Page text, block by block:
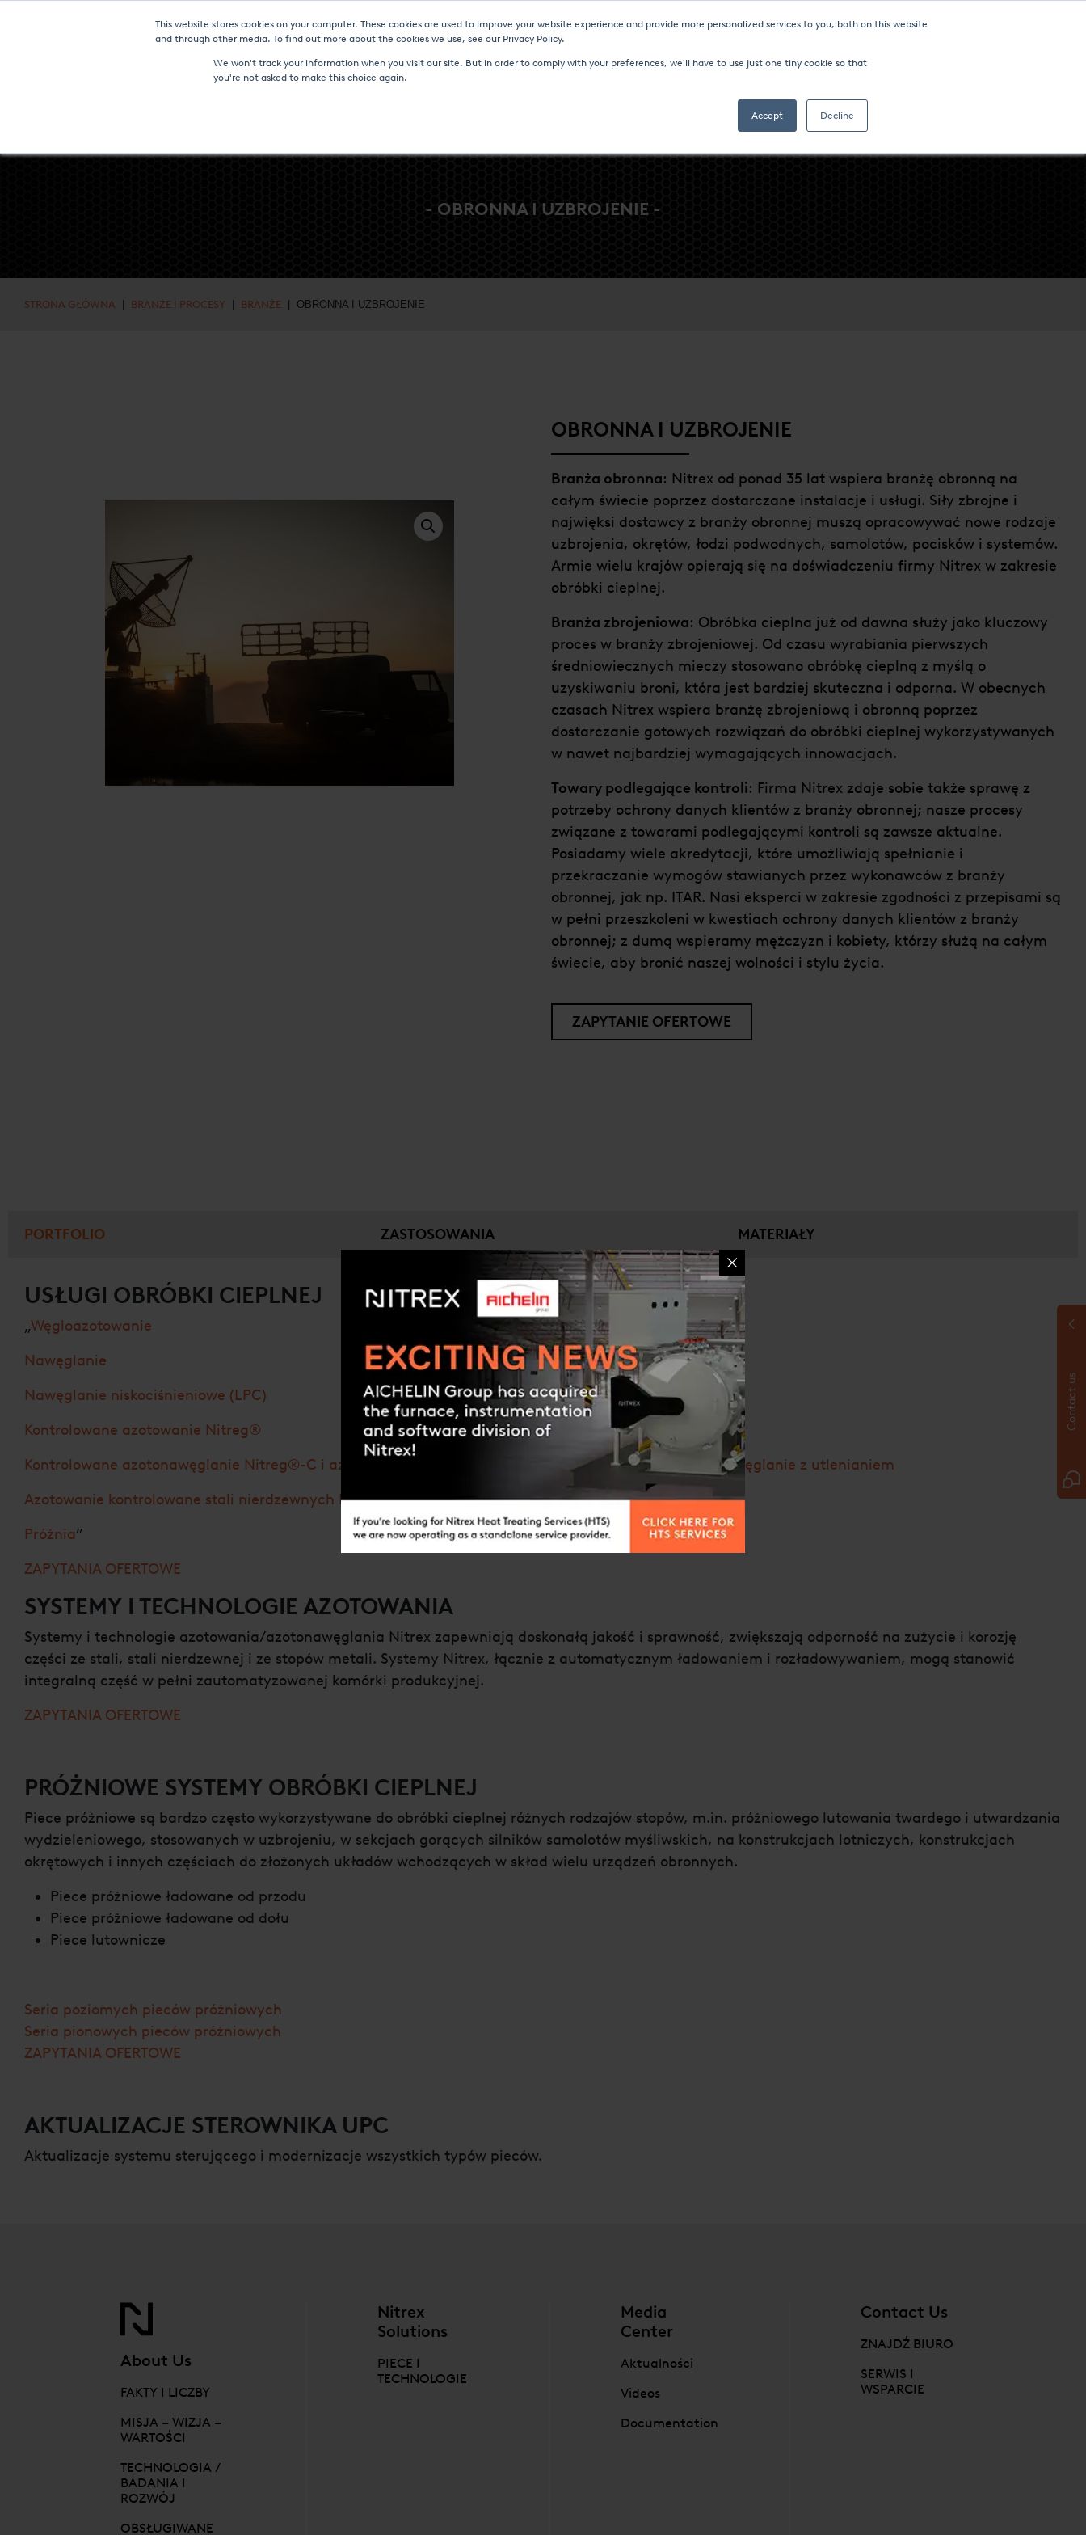
This website stores cookies on your computer. These cookies are used to improve your website experience and provide more personalized services to you, both on this website
and through other media. To find out more about the cookies we use, see our Privacy Policy.
We won't track your information when you visit our site. But in order to comply with your preferences, we'll have to use just one tiny cookie so that
you're not asked to make this choice again.
Accept Decline
NOWOŚCI I WYDARZENIACENTRUM MEDIÓWKARIERAKONTAKT
- OBRONNA I UZBROJENIE -
STRONA GŁÓWNA | BRANŻE I PROCESY | BRANŻE | OBRONNA I UZBROJENIE
OBRONNA I UZBROJENIE
Branża obronna: Nitrex od ponad 35 lat wspiera branżę obronną na
całym świecie poprzez dostarczane instalacje i usługi. Siły zbrojne i
najwięksi dostawcy z branży obronnej muszą opracowywać nowe rodzaje
uzbrojenia, okrętów, łodzi podwodnych, samolotów, pocisków i systemów.
Armie wielu krajów opierają się na doświadczeniu firmy Nitrex w zakresie
obróbki cieplnej.
Branża zbrojeniowa: Obróbka cieplna już od dawna służy jako kluczowy
proces w branży zbrojeniowej. Od czasu wyrabiania pierwszych
średniowiecznych mieczy stosowano obróbkę cieplną z myślą o
uzyskiwaniu broni, która jest bardziej skuteczna i odporna. W obecnych
czasach Nitrex wspiera branżę zbrojeniową i obronną poprzez
dostarczanie gotowych rozwiązań do obróbki cieplnej wykorzystywanych
w nawet najbardziej wymagających innowacjach.
Towary podlegające kontroli: Firma Nitrex zdaje sobie także sprawę z
potrzeby ochrony danych klientów z branży obronnej; nasze procesy
związane z towarami podlegającymi kontroli są zawsze aktualne.
Posiadamy wiele akredytacji, które umożliwiają spełnianie i
przekraczanie wymogów stawianych przez wykonawców z branży
obronnej, jak np. ITAR. Nasi eksperci w zakresie zgodności z przepisami są
w pełni przeszkoleni w kwestiach ochrony danych klientów z branży
obronnej; z dumą wspieramy mężczyzn i kobiety, którzy służą na całym
świecie, aby bronić naszej wolności i stylu życia.
ZAPYTANIE OFERTOWE
PORTFOLIO ZASTOSOWANIA MATERIAŁY
USŁUGI OBRÓBKI CIEPLNEJ
„Węgloazotowanie
Nawęglanie
Nawęglanie niskociśnieniowe (LPC)
Kontrolowane azotowanie Nitreg®
Kontrolowane azotonawęglanie Nitreg®-C i azotowanie ONC® w trakcie procesu i po obróbce/azotonawęglanie z utlenianiem
Azotowanie kontrolowane stali nierdzewnych Nitreg®-S
Próżnia”
ZAPYTANIA OFERTOWE
SYSTEMY I TECHNOLOGIE AZOTOWANIA
Systemy i technologie azotowania/azotonawęglania Nitrex zapewniają doskonałą jakość i sprawność, zwiększają odporność na zużycie i korozję
części ze stali, stali nierdzewnej i ze stopów metali. Systemy Nitrex, łącznie z automatycznym ładowaniem i rozładowywaniem, mogą stanowić
integralną część w pełni zautomatyzowanej komórki produkcyjnej.
ZAPYTANIA OFERTOWE
PRÓŻNIOWE SYSTEMY OBRÓBKI CIEPLNEJ
Piece próżniowe są bardzo często wykorzystywane do obróbki cieplnej różnych rodzajów stopów, m.in. próżniowego lutowania twardego i utwardzania
wydzieleniowego, stosowanych w uzbrojeniu, w sekcjach gorących silników samolotów myśliwskich, na konstrukcjach lotniczych, konstrukcjach
okrętowych i innych częściach do złożonych układów wchodzących w skład wielu urządzeń obronnych.
Piece próżniowe ładowane od przodu
Piece próżniowe ładowane od dołu
Piece lutownicze
Seria poziomych pieców próżniowych
Seria pionowych pieców próżniowych
ZAPYTANIA OFERTOWE
AKTUALIZACJE STEROWNIKA UPC
Aktualizacje systemu sterującego i modernizacje wszystkich typów pieców.
About Us
FAKTY I LICZBY
MISJA – WIZJA –
WARTOŚCI
TECHNOLOGIA /
BADANIA I
ROZWÓJ
OBSŁUGIWANE
Nitrex
Solutions
PIECE I
TECHNOLOGIE
Media
Center
Aktualności
Videos
Documentation
Contact Us
ZNAJDŹ BIURO
SERWIS I
WSPARCIE
Contact us